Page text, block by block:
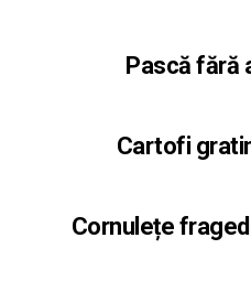
Pască fără
Cartofi
Cornulețe